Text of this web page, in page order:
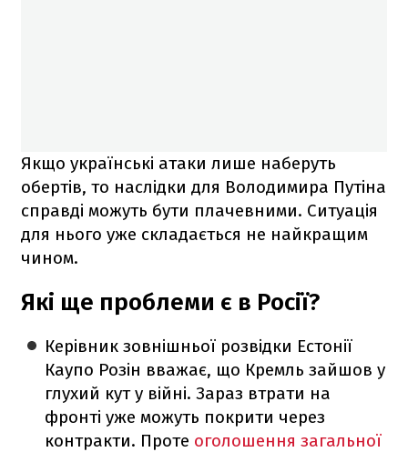
Якщо українські атаки лише наберуть
обертів, то наслідки для Володимира Путіна
справді можуть бути плачевними. Ситуація
для нього уже складається не найкращим
чином.
Які ще проблеми є в Росії?
Керівник зовнішньої розвідки Естонії
Каупо Розін вважає, що Кремль зайшов у
глухий кут у війні. Зараз втрати на
фронті уже можуть покрити через
контракти. Проте оголошення загальної